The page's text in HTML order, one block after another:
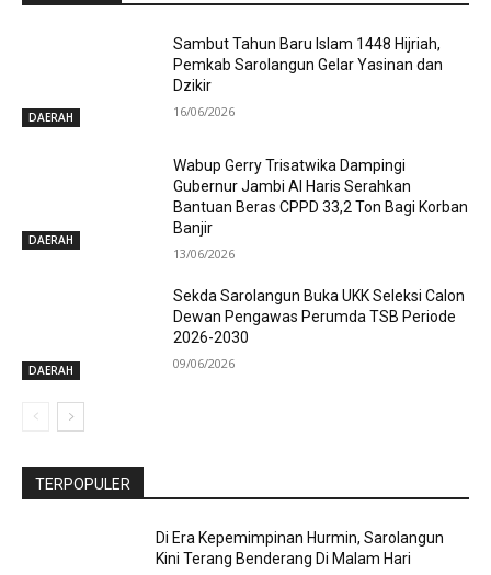
DAERAH
Sambut Tahun Baru Islam 1448 Hijriah,
Pemkab Sarolangun Gelar Yasinan dan
Dzikir
16/06/2026
DAERAH
Wabup Gerry Trisatwika Dampingi
Gubernur Jambi Al Haris Serahkan
Bantuan Beras CPPD 33,2 Ton Bagi Korban
Banjir
13/06/2026
DAERAH
Sekda Sarolangun Buka UKK Seleksi Calon
Dewan Pengawas Perumda TSB Periode
2026-2030
09/06/2026
TERPOPULER
Di Era Kepemimpinan Hurmin, Sarolangun
Kini Terang Benderang Di Malam Hari